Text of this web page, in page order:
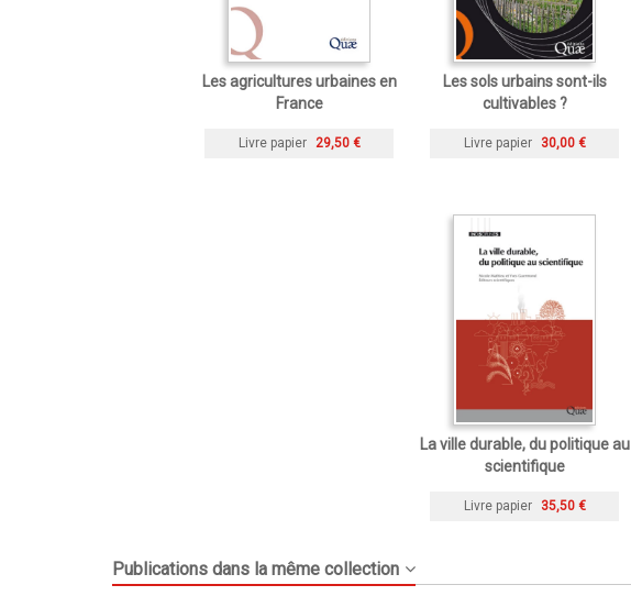
Les agricultures urbaines en
France
Livre papier 29,50 €
Les sols urbains sont-ils
cultivables ?
Livre papier 30,00 €
La ville durable, du politique au
scientifique
Livre papier 35,50 €
Publications dans la même collection